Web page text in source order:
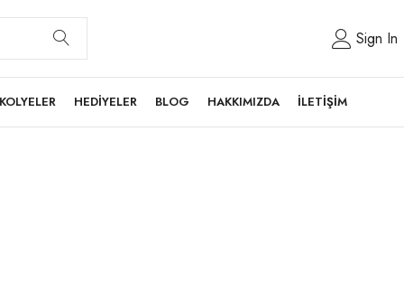
Sign In
KOLYELER HEDİYELER BLOG HAKKIMIZDA İLETİŞİM